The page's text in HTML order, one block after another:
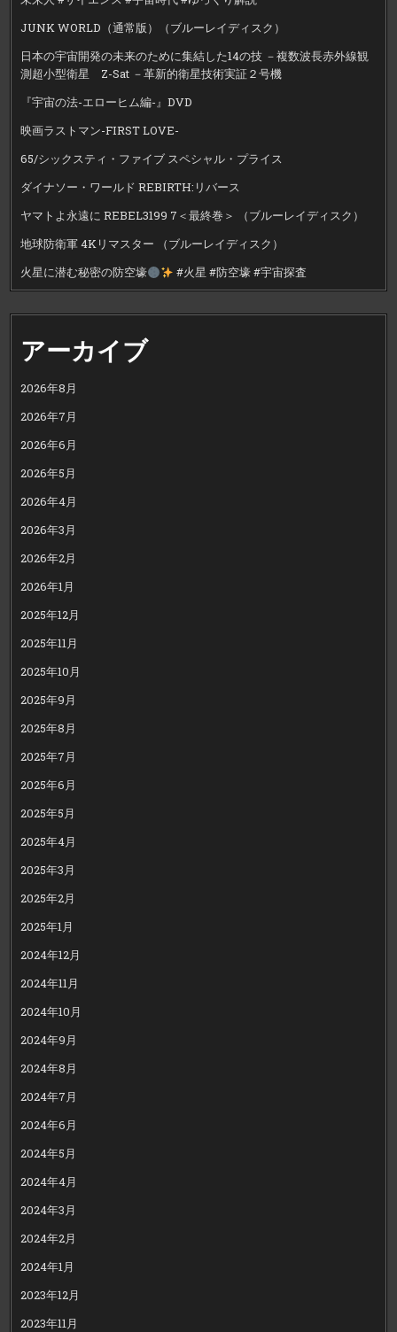
JUNK WORLD（通常版）（ブルーレイディスク）
日本の宇宙開発の未来のために集結した14の技 －複数波長赤外線観
測超小型衛星 Z-Sat －革新的衛星技術実証２号機
『宇宙の法-エローヒム編-』DVD
映画ラストマン-FIRST LOVE-
65/シックスティ・ファイブ スペシャル・プライス
ダイナソー・ワールド REBIRTH:リバース
ヤマトよ永遠に REBEL3199 7＜最終巻＞ （ブルーレイディスク）
地球防衛軍 4Kリマスター （ブルーレイディスク）
火星に潜む秘密の防空壕
#火星 #防空壕 #宇宙探査
アーカイブ
2026年8月
2026年7月
2026年6月
2026年5月
2026年4月
2026年3月
2026年2月
2026年1月
2025年12月
2025年11月
2025年10月
2025年9月
2025年8月
2025年7月
2025年6月
2025年5月
2025年4月
2025年3月
2025年2月
2025年1月
2024年12月
2024年11月
2024年10月
2024年9月
2024年8月
2024年7月
2024年6月
2024年5月
2024年4月
2024年3月
2024年2月
2024年1月
2023年12月
2023年11月